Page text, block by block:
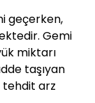
geçerken,
Gemi
miktarı
taşıyan
tehdit arz